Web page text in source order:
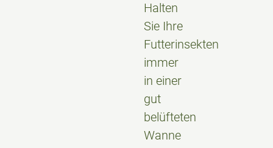
Halten
Sie Ihre
Futterinsekten
immer
in einer
gut
belüfteten
Wanne